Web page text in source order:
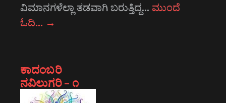
ವಿಮಾನಗಳೆಲ್ಲಾ ತಡವಾಗಿ ಬರುತ್ತಿದ್ದ… ಮುಂದೆ
ಓದಿ… →
ಕಾದಂಬರಿ
ನವಿಲುಗರಿ – ೧